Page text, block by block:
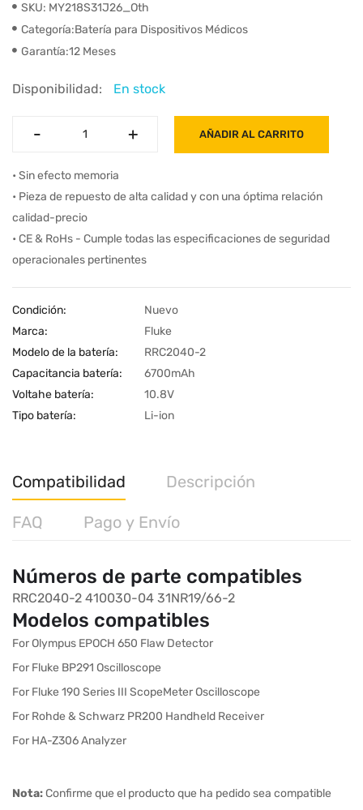
SKU: MY218S31J26_Oth
Categoría:Batería para Dispositivos Médicos
Garantía:12 Meses
Disponibilidad: En stock
- +
- + AÑADIR AL CARRITO
• Sin efecto memoria
• Pieza de repuesto de alta calidad y con una óptima relación
calidad-precio
• CE & RoHs - Cumple todas las especificaciones de seguridad
operacionales pertinentes
Condición:
Nuevo
Marca:
Fluke
Modelo de la batería:
RRC2040-2
Capacitancia batería:
6700mAh
Voltahe batería:
10.8V
Tipo batería:
Li-ion
Compatibilidad Descripción
FAQ Pago y Envío
Números de parte compatibles
RRC2040-2 410030-04 31NR19/66-2
Modelos compatibles
For Olympus EPOCH 650 Flaw Detector
For Fluke BP291 Oscilloscope
For Fluke 190 Series III ScopeMeter Oscilloscope
For Rohde & Schwarz PR200 Handheld Receiver
For HA-Z306 Analyzer
Nota:Confirme que el producto que ha pedido sea compatible